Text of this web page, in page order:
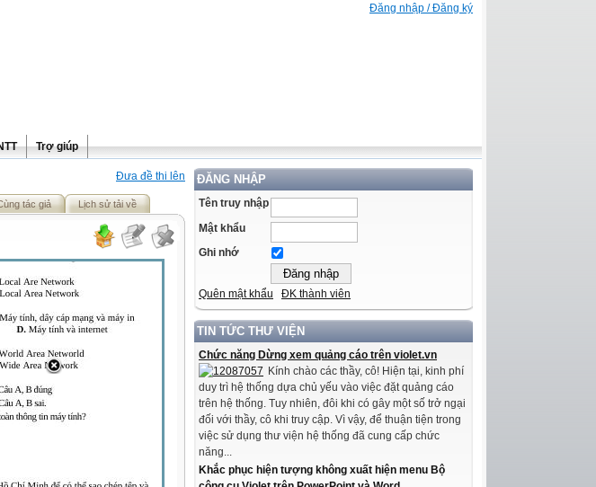
Đăng nhập / Đăng ký
Trợ giúp
ĐĂNG NHẬP
Tên truy nhập
Mật khẩu
Ghi nhớ
Quên mật khẩu ĐK thành viên
TIN TỨC THƯ VIỆN
Chức năng Dừng xem quảng cáo trên violet.vn
Kính chào các thầy, cô! Hiện tại, kinh phí
duy trì hệ thống dựa chủ yếu vào việc đặt quảng cáo
trên hệ thống. Tuy nhiên, đôi khi có gây một số trở ngại
đối với thầy, cô khi truy cập. Vì vậy, để thuận tiện trong
việc sử dụng thư viện hệ thống đã cung cấp chức
năng...
Khắc phục hiện tượng không xuất hiện menu Bộ
Đưa đề thi lên
tác giả Lịch sử tải về